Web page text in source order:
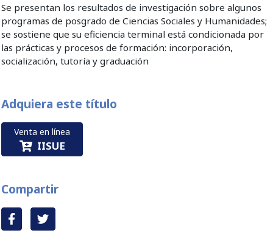
Se presentan los resultados de investigación sobre algunos
programas de posgrado de Ciencias Sociales y Humanidades;
se sostiene que su eficiencia terminal está condicionada por
las prácticas y procesos de formación: incorporación,
socialización, tutoría y graduación
Adquiera este título
Venta en línea
IISUE
Compartir